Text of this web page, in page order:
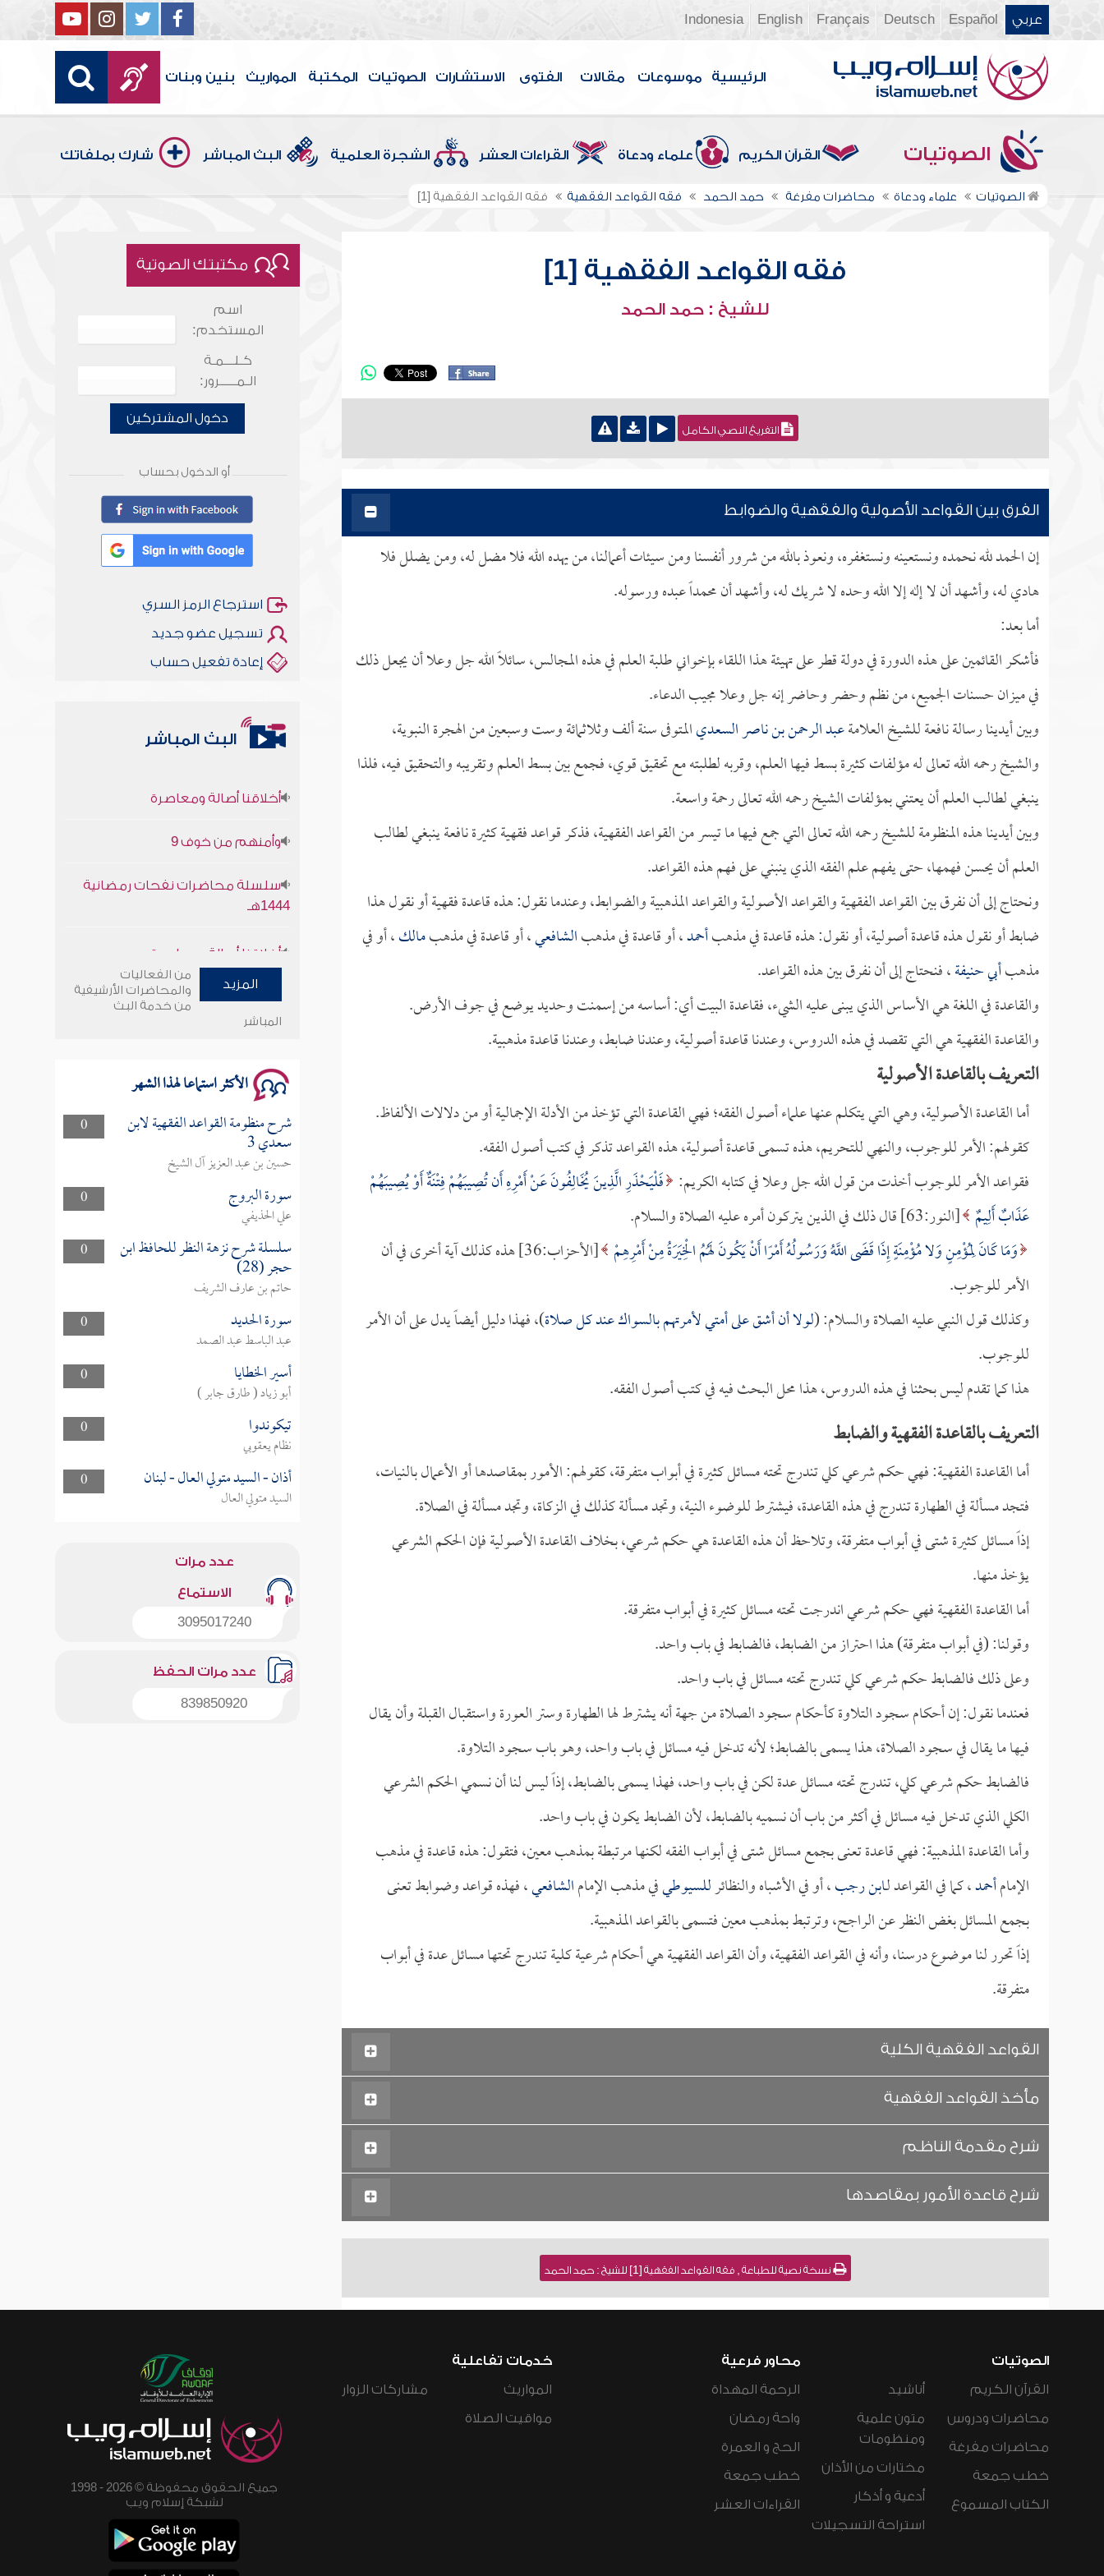
عربي Español
Deutsch
Français
English
Indonesia
الرئيسية موسوعات مقالات الفتوى الاستشارات الصوتيات المكتبة المواريث بنين وبنات
الصوتيات القرآن الكريم علماء ودعاة القراءات العشر الشجرة العلمية البث المباشر شارك بملفاتك
الصوتيات علماء ودعاة محاضرات مفرغة حمد الحمد فقه القواعد الفقهية فقه القواعد الفقهية [1]
فقه القواعد الفقهية [1]
للشيخ : حمد الحمد
التفريغ النصي الكامل
الفرق بين القواعد الأصولية والفقهية والضوابط
إن الحمد لله نحمده ونستعينه ونستغفره، ونعوذ بالله من شرور أنفسنا ومن سيئات أعمالنا، من يهده الله فلا مضل له، ومن يضلل فلا
هادي له، وأشهد أن لا إله إلا الله وحده لا شريك له، وأشهد أن محمداً عبده ورسوله.
أما بعد:
فأشكر القائمين على هذه الدورة في دولة قطر على تهيئة هذا اللقاء بإخواني طلبة العلم في هذه المجالس، سائلاً الله جل وعلا أن يجعل ذلك
في ميزان حسنات الجميع، من نظم وحضر وحاضر إنه جل وعلا مجيب الدعاء.
وبين أيدينا رسالة نافعة للشيخ العلامةعبد الرحمن بن ناصر السعديالمتوفى سنة ألف وثلاثمائة وست وسبعين من الهجرة النبوية،
والشيخ رحمه الله تعالى له مؤلفات كثيرة بسط فيها العلم، وقربه لطلبته مع تحقيق قوي، فجمع بين بسط العلم وتقريبه والتحقيق فيه، فلذا
ينبغي لطالب العلم أن يعتني بمؤلفات الشيخ رحمه الله تعالى رحمة واسعة.
وبين أيدينا هذه المنظومة للشيخ رحمه الله تعالى التي جمع فيها ما تيسر من القواعد الفقهية، فذكر قواعد فقهية كثيرة نافعة ينبغي لطالب
العلم أن يحسن فهمها، حتى يفهم علم الفقه الذي ينبني على فهم هذه القواعد.
ونحتاج إلى أن نفرق بين القواعد الفقهية والقواعد الأصولية والقواعد المذهبية والضوابط، وعندما نقول: هذه قاعدة فقهية أو نقول هذا
ضابط أو نقول هذه قاعدة أصولية، أو نقول: هذه قاعدة في مذهبأحمد، أو قاعدة في مذهبالشافعي، أو قاعدة في مذهبمالك، أو في
مذهبأبي حنيفة، فنحتاج إلى أن نفرق بين هذه القواعد.
والقاعدة في اللغة هي الأساس الذي يبنى عليه الشيء، فقاعدة البيت أي: أساسه من إسمنت وحديد يوضع في جوف الأرض.
والقاعدة الفقهية هي التي تقصد في هذه الدروس، وعندنا قاعدة أصولية، وعندنا ضابط، وعندنا قاعدة مذهبية.
التعريف بالقاعدة الأصولية
أما القاعدة الأصولية، وهي التي يتكلم عنها علماء أصول الفقه؛ فهي القاعدة التي تؤخذ من الأدلة الإجمالية أو من دلالات الألفاظ.
كقولهم: الأمر للوجوب، والنهي للتحريم، هذه تسمى قاعدة أصولية، هذه القواعد تذكر في كتب أصول الفقه.
فقواعد الأمر للوجوب أخذت من قول الله جل وعلا في كتابه الكريم: فَلْيَحْذَرِ الَّذِينَ يُخَالِفُونَ عَنْ أَمْرِهِ أَن تُصِيبَهُمْ فِتْنَةٌ أَوْ يُصِيبَهُمْ
عَذَابٌ أَلِيمٌ [النور:63] قال ذلك في الذين يتركون أمره عليه الصلاة والسلام.
وَمَا كَانَ لِمُؤْمِنٍ وَلا مُؤْمِنَةٍ إِذَا قَضَى اللَّهُ وَرَسُولُهُ أَمْرًا أَنْ يَكُونَ لَهُمُ الْخِيَرَةُ مِنْ أَمْرِهِمْ
[الأحزاب:36] هذه كذلك آية أخرى في أن
الأمر للوجوب.
وكذلك قول النبي عليه الصلاة والسلام: (لولا أن أشق على أمتي لأمرتهم بالسواك عند كل صلاة)، فهذا دليل أيضاً يدل على أن الأمر
للوجوب.
هذا كما تقدم ليس بحثنا في هذه الدروس، هذا محل البحث فيه في كتب أصول الفقه.
التعريف بالقاعدة الفقهية والضابط
أما القاعدة الفقهية: فهي حكم شرعي كلي تندرج تحته مسائل كثيرة في أبواب متفرقة، كقولهم: الأمور بمقاصدها أو الأعمال بالنيات،
فتجد مسألة في الطهارة تندرج في هذه القاعدة، فيشترط للوضوء النية، وتجد مسألة كذلك في الزكاة، وتجد مسألة في الصلاة.
إذاً مسائل كثيرة شتى في أبواب متفرقة، وتلاحظ أن هذه القاعدة هي حكم شرعي، بخلاف القاعدة الأصولية فإن الحكم الشرعي
يؤخذ منها.
أما القاعدة الفقهية فهي حكم شرعي اندرجت تحته مسائل كثيرة في أبواب متفرقة.
وقولنا: (في أبواب متفرقة) هذا احتراز من الضابط، فالضابط في باب واحد.
وعلى ذلك فالضابط حكم شرعي كلي تندرج تحته مسائل في باب واحد.
فعندما نقول: إن أحكام سجود التلاوة كأحكام سجود الصلاة من جهة أنه يشترط لها الطهارة وستر العورة واستقبال القبلة وأن يقال
فيها ما يقال في سجود الصلاة، هذا يسمى بالضابط؛ لأنه تدخل فيه مسائل في باب واحد، وهو باب سجود التلاوة.
فالضابط حكم شرعي كلي، تندرج تحته مسائل عدة لكن في باب واحد، فهذا يسمى بالضابط، إذاً ليس لنا أن نسمي الحكم الشرعي
الكلي الذي تدخل فيه مسائل في أكثر من باب أن نسميه بالضابط، لأن الضابط يكون في باب واحد.
وأما القاعدة المذهبية: فهي قاعدة تعنى بجمع مسائل شتى في أبواب الفقه لكنها مرتبطة بمذهب معين، فتقول: هذه قاعدة في مذهب
الإمامأحمد، كما في القواعد لـابن رجب، أو في الأشباه والنظائرللسيوطيفي مذهب الإمامالشافعي، فهذه قواعد وضوابط تعنى
بجمع المسائل بغض النظر عن الراجح، وترتبط بمذهب معين فتسمى بالقواعد المذهبية.
إذاً تحرر لنا موضوع درسنا، وأنه في القواعد الفقهية، وأن القواعد الفقهية هي أحكام شرعية كلية تندرج تحتها مسائل عدة في أبواب
متفرقة.
القواعد الفقهية الكلية
مأخذ القواعد الفقهية
شرح مقدمة الناظم
شرح قاعدة الأمور بمقاصدها
نسخة نصية للطباعة , فقه القواعد الفقهية [1] للشيخ : حمد الحمد
مكتبتك الصوتية
اسم
المستخدم:
كـلـــمـة
الـمـــــرور:
دخول المشتركين
أو الدخول بحساب
استرجاع الرمز السري
تسجيل عضو جديد
إعادة تفعيل حساب
البث المباشر
1444هـ
وأمنهم من خوف 9
سلسلة محاضرات نفحات رمضانية
المزيد
من الفعاليات
والمحاضرات الأرشيفية
من خدمة البث
المباشر
الأكثر استماعا لهذا الشهر
0 شرح منظومة القواعد الفقهية لابن
سعدي 3
حسين بن عبد العزيز آل الشيخ
0
سورة البروج
علي الحذيفي
0
سلسلة شرح نزهة النظر للحافظ ابن
حجر (28)
حاتم بن عارف الشريف
0
سورة الحديد
عبد الباسط عبد الصمد
0
أسير الخطايا
أبو زياد ( طارق جابر )
0
تيكوندوا
نظام يعقوبي
0
أذان - السيد متولي العال - لبنان
السيد متولي العال
عدد مرات
الاستماع
3095017240
عدد مرات الحفظ
839850920
الصوتيات
القرآن الكريم
محاضرات ودروس
محاضرات مفرغة
خطب جمعة
الكتاب المسموع
أناشيد
متون علمية
ومنظومات
مختارات من الأذان
أدعية و أذكار
استراحة التسجيلات
محاور فرعية
الرحمة المهداة
واحة رمضان
الحج و العمرة
خطب جمعة
القراءات العشر
خدمات تفاعلية
المواريث
مواقيت الصلاة
مشاركات الزوار
جميع الحقوق محفوظة © 2026 - 1998
لشبكة إسلام ويب